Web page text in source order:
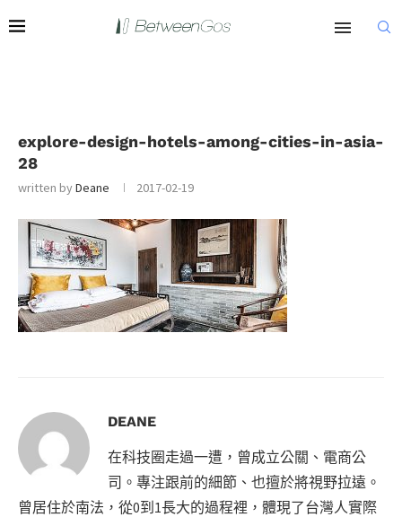
explore-design-hotels-among-cities-in-asia-
28
written byDeane 2017-02-19
DEANE
在科技圈走過一遭，曾成立公關、電商公
司。專注跟前的細節、也擅於將視野拉遠。
曾居住於南法，從0到1長大的過程裡，體現了台灣人實際